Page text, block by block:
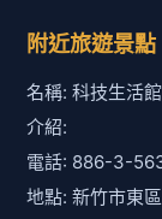
附近旅遊景點
名稱: 科技生活館
介紹:
電話: 886-3-
地點: 新竹市東